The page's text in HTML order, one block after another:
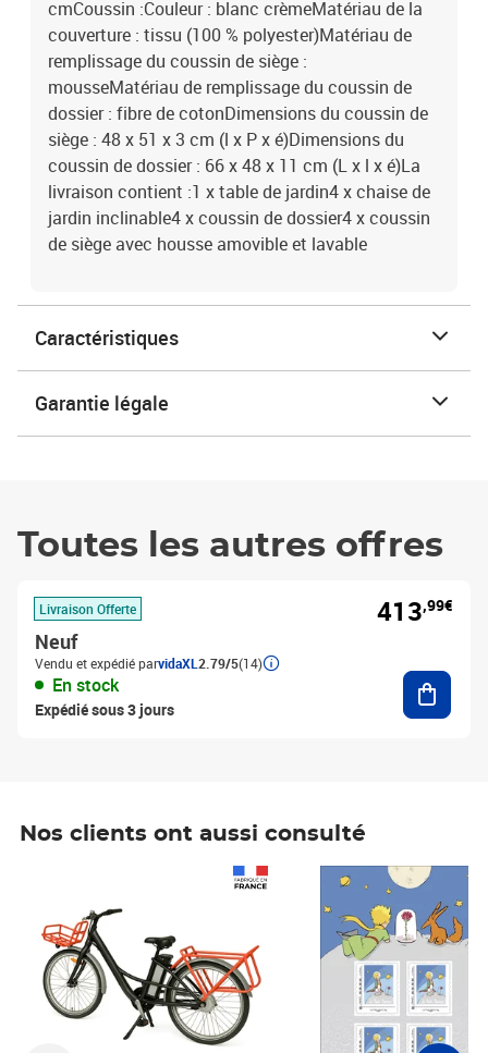
cmCoussin :Couleur : blanc crèmeMatériau de la
couverture : tissu (100 % polyester)Matériau de
remplissage du coussin de siège :
mousseMatériau de remplissage du coussin de
dossier : fibre de cotonDimensions du coussin de
siège : 48 x 51 x 3 cm (l x P x é)Dimensions du
coussin de dossier : 66 x 48 x 11 cm (L x l x é)La
livraison contient :1 x table de jardin4 x chaise de
jardin inclinable4 x coussin de dossier4 x coussin
de siège avec housse amovible et lavable
Caractéristiques
Garantie légale
Toutes les autres offres
Livraison Offerte
Neuf
Vendu et expédié parvidaXL 2.79/5(14)
En stock
Expédié sous 3 jours
413,99€
Nos clients ont aussi consulté
Prix 7,50€